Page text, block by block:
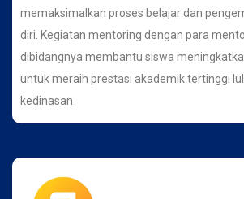
memaksimalkan proses belajar dan
diri. Kegiatan mentoring dengan para
dibidangnya membantu siswa
untuk meraih prestasi akademik tertinggi
kedinasan